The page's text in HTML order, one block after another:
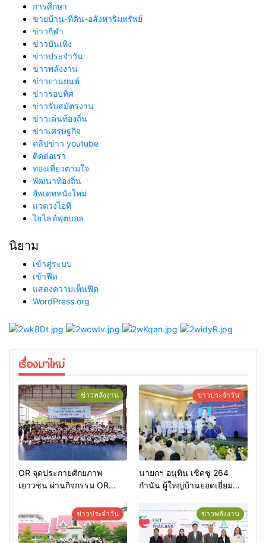
การศึกษา
ขายบ้าน-ที่ดิน-อสังหาริมทรัพย์
ข่าวกีฬา
ข่าวบันเทิง
ข่าวประจำวัน
ข่าวพลังงาน
ข่าวยานยนต์
ข่าวรอบทิศ
ข่าวรับสมัตรงาน
ข่าวเด่นท้องถิ่น
ข่าวเศรษฐกิจ
คลิปข่าว youtube
ติดต่อเรา
ท่องเที่ยวตามใจ
พัฒนาท้องถิ่น
อัพเดทหนังใหม่
แวดวงไอที
ไฮไลท์ฟุตบอล
นิยาม
เข้าสู่ระบบ
เข้าฟีด
แสดงความเห็นฟีด
WordPress.org
เรื่องมาใหม่
ข่าวพลังงาน
OR จุดประกายศักยภาพ
เยาวชน ผ่านกิจกรรม OR
ข่าวประจำวัน
นายกฯ อนุทิน เชิดชู 264
กำนัน ผู้ใหญ่บ้านยอดเยี่ยม
เกียรติยศแห่งการเสียสละ”
ข่าวประจำวัน ข่าวพลังงาน